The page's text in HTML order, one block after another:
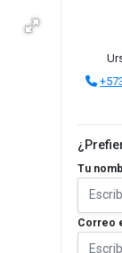
Tu
Correo